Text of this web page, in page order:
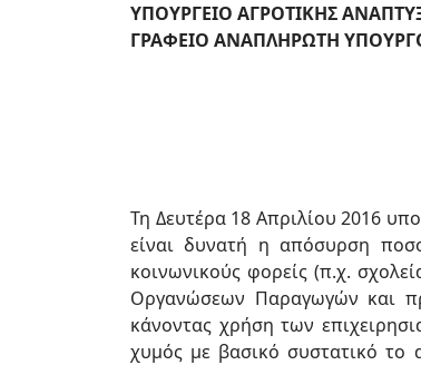
ΥΠΟΥΡΓΕΙΟ ΑΓΡΟΤΙΚΗΣ
ΓΡΑΦΕΙΟ ΑΝΑΠΛΗΡΩΤΗ
Τη Δευτέρα 18 Απριλίου 2016
είναι δυνατή η απόσυρση
κοινωνικούς φορείς (π.χ.
Οργανώσεων Παραγωγών και
κάνοντας χρήση των
χυμός με βασικό συστατικό το